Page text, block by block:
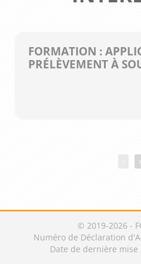
sécurisation de votre fonction
FORMATION :
PRÉLÈVEMENT À
›
© 2019-2026 -
Numéro de Déclaration
Date de dernière mise